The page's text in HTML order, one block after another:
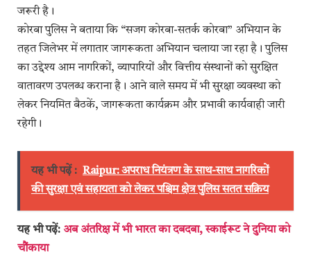
जरूरी है।
कोरबा पुलिस ने बताया कि “सजग कोरबा-सतर्क कोरबा” अभियान के
तहत जिलेभर में लगातार जागरूकता अभियान चलाया जा रहा है। पुलिस
का उद्देश्य आम नागरिकों, व्यापारियों और वित्तीय संस्थानों को सुरक्षित
वातावरण उपलब्ध कराना है। आने वाले समय में भी सुरक्षा व्यवस्था को
लेकर नियमित बैठकें, जागरूकता कार्यक्रम और प्रभावी कार्यवाही जारी
रहेगी।
यह भी पढ़ें : Raipur: अपराध नियंत्रण के साथ-साथ नागरिकों
की सुरक्षा एवं सहायता को लेकर पश्चिम क्षेत्र पुलिस सतत सक्रिय
यह भी पढ़ें: अब अंतरिक्ष में भी भारत का दबदबा, स्काईरूट ने दुनिया को
चौंकाया